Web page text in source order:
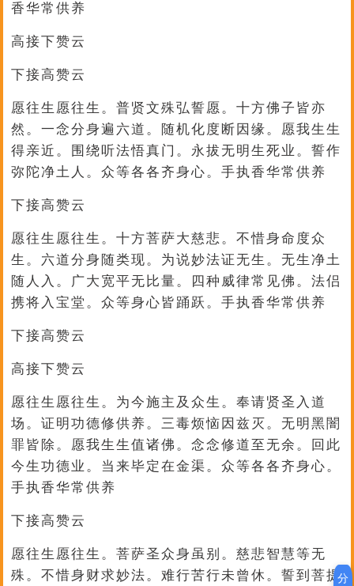
香华常供养
高接下赞云
下接高赞云
愿往生愿往生。普贤文殊弘誓愿。十方佛子皆亦
然。一念分身遍六道。随机化度断因缘。愿我生生
得亲近。围绕听法悟真门。永拔无明生死业。誓作
弥陀净土人。众等各各齐身心。手执香华常供养
下接高赞云
愿往生愿往生。十方菩萨大慈悲。不惜身命度众
生。六道分身随类现。为说妙法证无生。无生净土
随人入。广大宽平无比量。四种威律常见佛。法侣
携将入宝堂。众等身心皆踊跃。手执香华常供养
下接高赞云
高接下赞云
愿往生愿往生。为今施主及众生。奉请贤圣入道
场。证明功德修供养。三毒烦恼因兹灭。无明黑闇
罪皆除。愿我生生值诸佛。念念修道至无余。回此
今生功德业。当来毕定在金渠。众等各各齐身心。
手执香华常供养
下接高赞云
愿往生愿往生。菩萨圣众身虽别。慈悲智慧等无
殊。不惜身财求妙法。难行苦行未曾休。誓到菩提分